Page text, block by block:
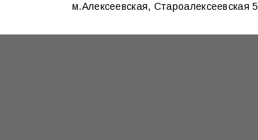
м.Алексеевская, Староалексеевская 5